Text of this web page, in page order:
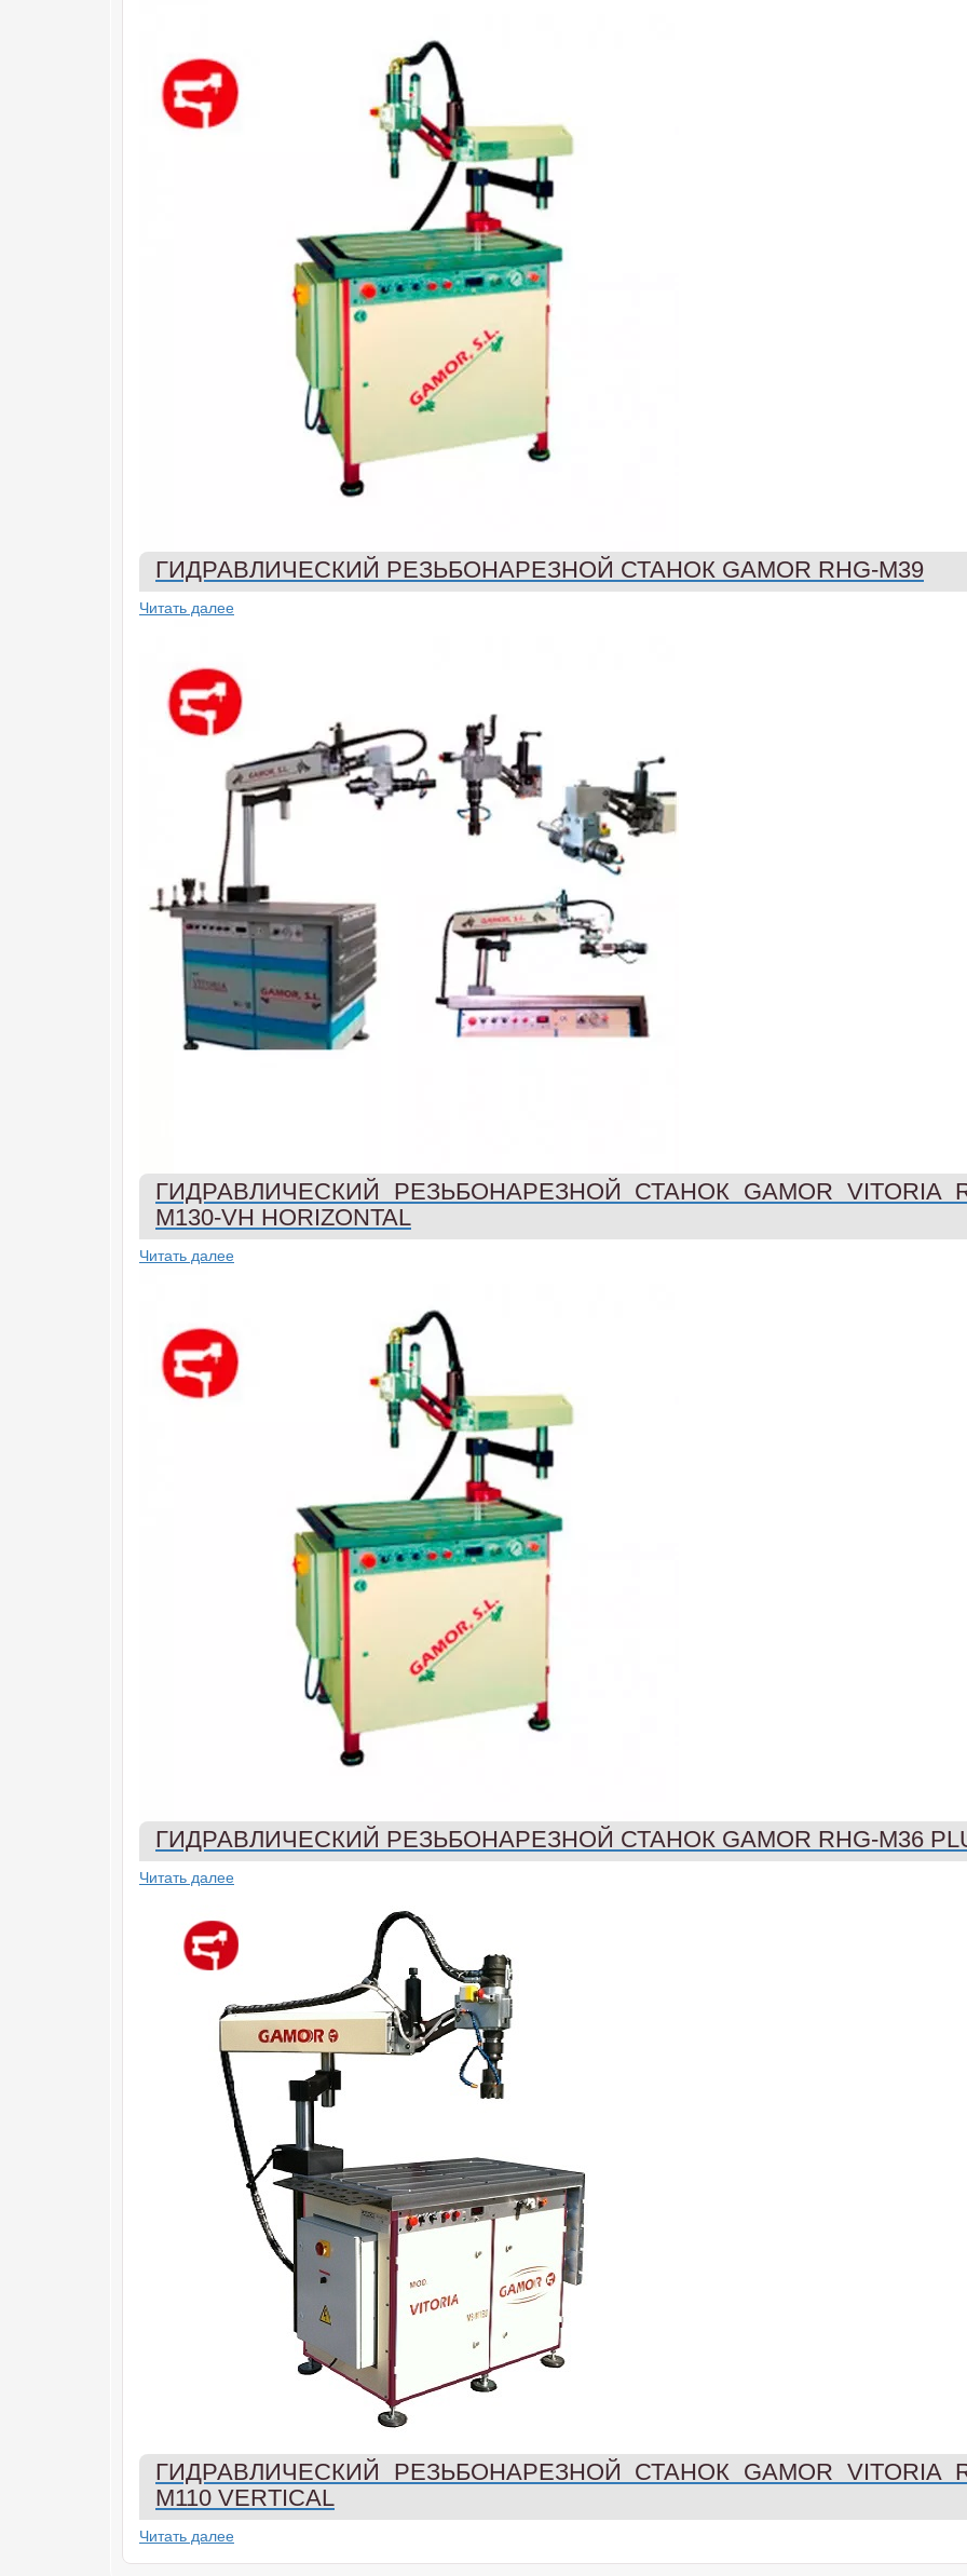
ГИДРАВЛИЧЕСКИЙ РЕЗЬБОНАРЕЗНОЙ СТАНОК GAMOR RHG-M39
Читать далее
ГИДРАВЛИЧЕСКИЙ РЕЗЬБОНАРЕЗНОЙ СТАНОК GAMOR VITORIA
M130-VH HORIZONTAL
Читать далее
ГИДРАВЛИЧЕСКИЙ РЕЗЬБОНАРЕЗНОЙ СТАНОК GAMOR RHG-M36
Читать далее
ГИДРАВЛИЧЕСКИЙ РЕЗЬБОНАРЕЗНОЙ СТАНОК GAMOR VITORIA
M110 VERTICAL
Читать далее